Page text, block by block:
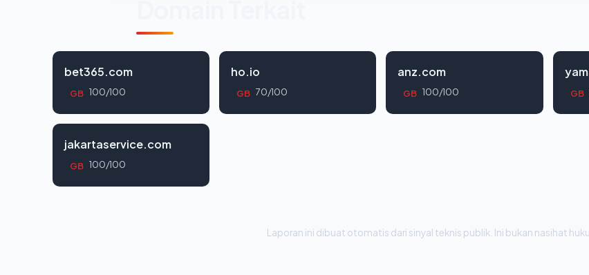
bet365.com
GB 100/100
ho.io
GB 70/100
anz.com
GB 100/100 GB
jakartaservice.com
GB 100/100
Laporan ini dibuat otomatis dari sinyal teknis publik. Ini bukan nasihat